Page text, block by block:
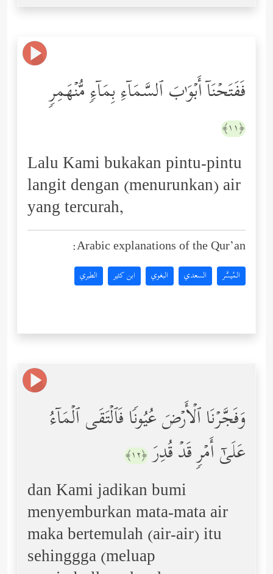
فَفَتَحۡنَاۤ أَبۡوَ ٰ⁠بَ ٱلسَّمَاۤءِ بِمَاۤءࣲ مُّنۡهَمِرࣲ
﴿١١﴾
Lalu Kami bukakan pintu-pintu
langit dengan (menurunkan) air
yang tercurah,
Arabic explanations of the Qur’an:
المُيسَّر السعدي البغوي ابن كثير الطبري
وَفَجَّرۡنَا ٱلۡأَرۡضَ عُیُونࣰا فَٱلۡتَقَى ٱلۡمَاۤءُ
عَلَىٰۤ أَمۡرࣲ قَدۡ قُدِرَ ﴿١٢﴾
dan Kami jadikan bumi
menyemburkan mata-mata air
maka bertemulah (air-air) itu
sehinggga (meluap